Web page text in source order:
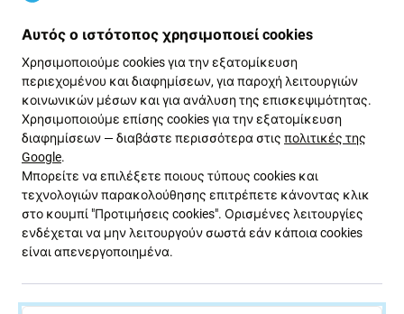
Πράσινος δρόμος
προστατεύσουμε τον πλανήτη μας. Διαβάστε
περισσότερα για το πώς προσαρμόζουμε τις
Αυτός ο ιστότοπος χρησιμοποιεί cookies
Χρησιμοποιούμε cookies για την εξατομίκευση
περιεχομένου και διαφημίσεων, για παροχή λειτουργιών
κοινωνικών μέσων και για ανάλυση της επισκεψιμότητας.
Χρησιμοποιούμε επίσης cookies για την εξατομίκευση
διαφημίσεων — διαβάστε περισσότερα στις πολιτικές της
Google.
Μπορείτε να επιλέξετε ποιους τύπους cookies και
τεχνολογιών παρακολούθησης επιτρέπετε κάνοντας κλικ
στο κουμπί "Προτιμήσεις cookies". Ορισμένες λειτουργίες
ενδέχεται να μην λειτουργούν σωστά εάν κάποια cookies
είναι απενεργοποιημένα.